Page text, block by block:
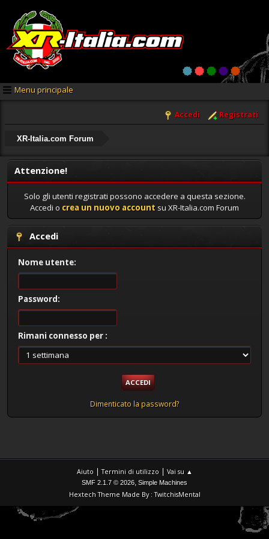
Menu principale
Accedi Registrati
XR-Italia.com Forum
Attenzione!
Solo gli utenti registrati possono accedere a questa sezione.
Accedi o crea un nuovo account su XR-Italia.com Forum
Accedi
Nome utente:
Password:
Rimani connesso per :
Dimenticato la password?
Aiuto |Termini di utilizzo | Vai su ▲
SMF 2.1.7 © 2026, Simple Machines
Hextech Theme Made By : TwitchisMental